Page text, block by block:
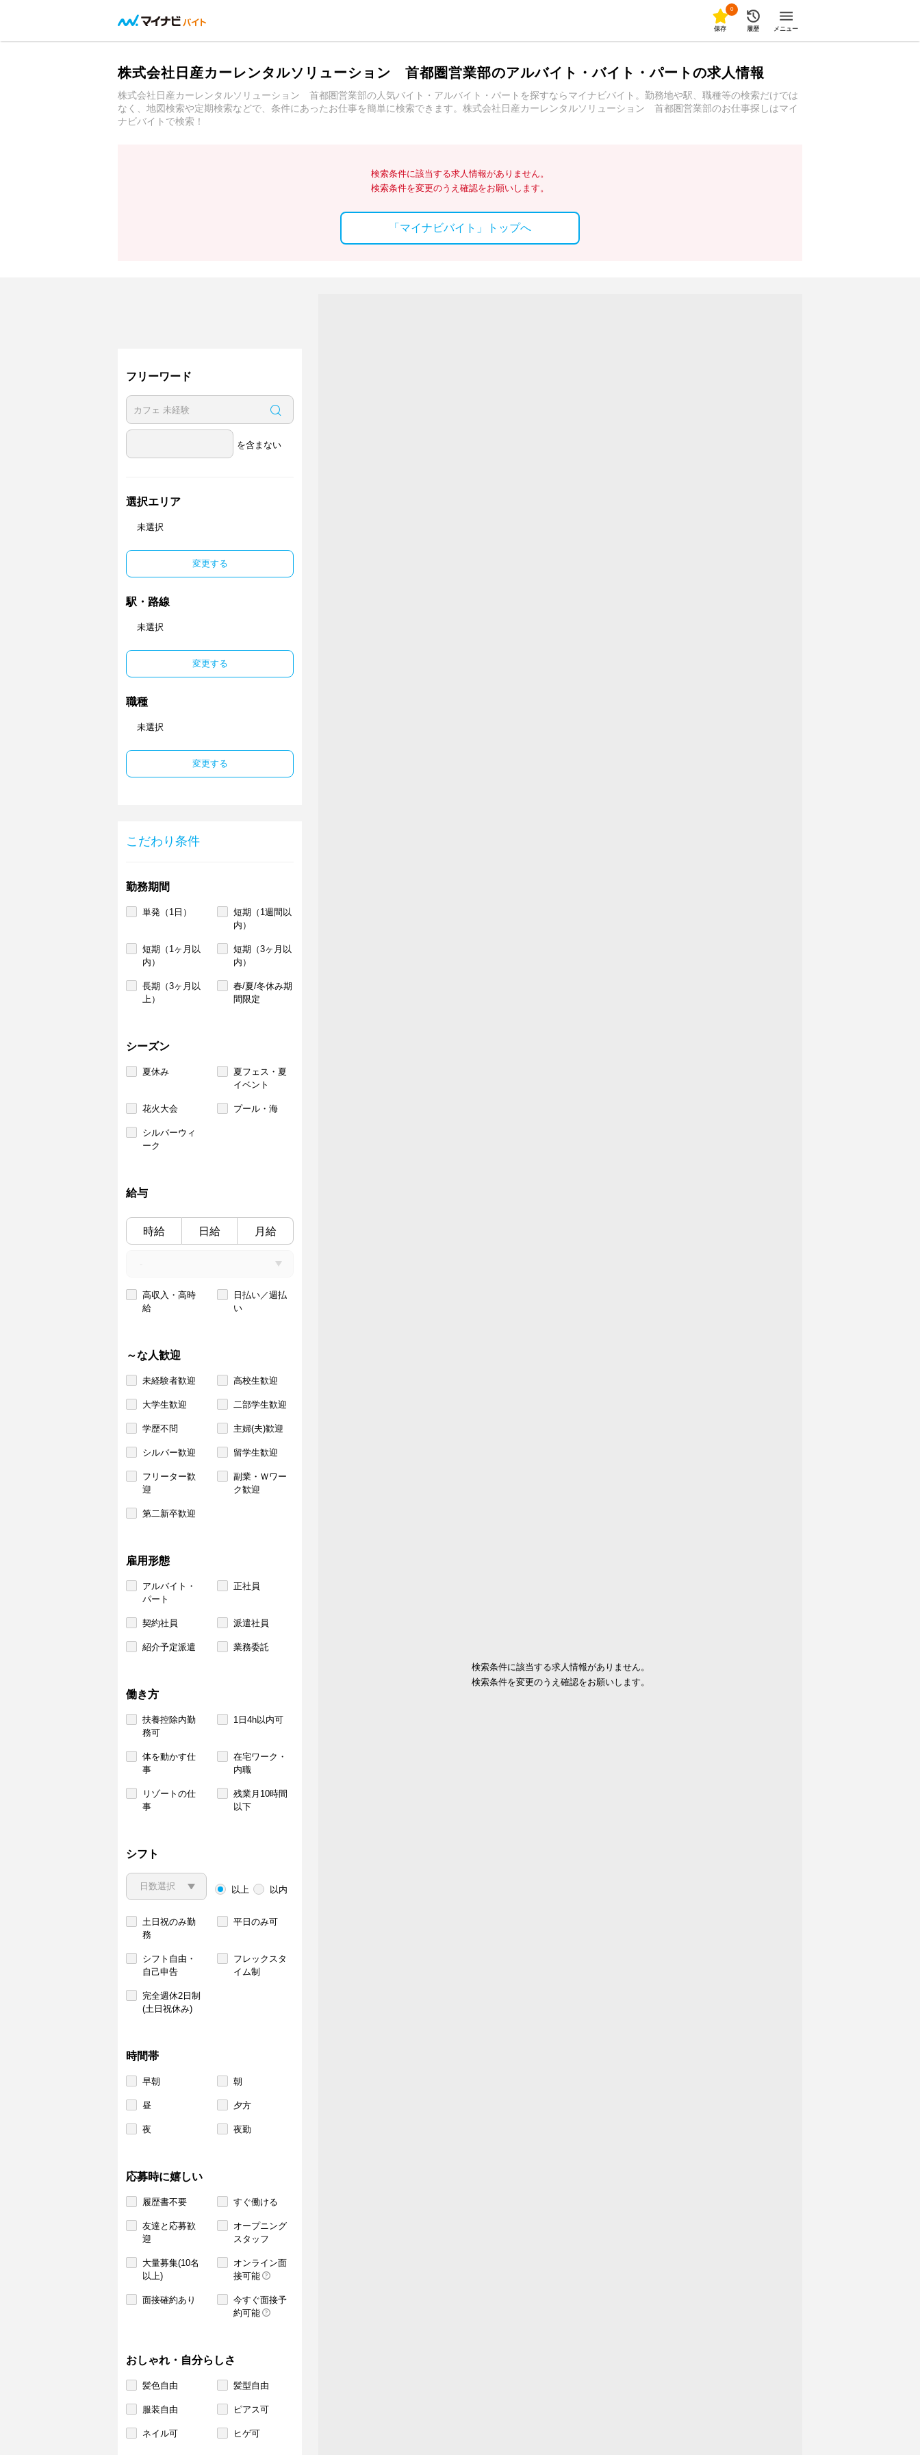
0
保存 履歴 メニュー
株式会社日産カーレンタルソリューション 首都圏営業部のアルバイト・バイト・パートの求人情報
株式会社日産カーレンタルソリューション 首都圏営業部の人気バイト・アルバイト・パートを探すならマイナビバイト。勤務地や駅、職種等の検索だけでは
なく、地図検索や定期検索などで、条件にあったお仕事を簡単に検索できます。株式会社日産カーレンタルソリューション 首都圏営業部のお仕事探しはマイ
ナビバイトで検索！
検索条件に該当する求人情報がありません。
検索条件を変更のうえ確認をお願いします。
「マイナビバイト」トップへ
フリーワード
を含まない
選択エリア
未選択
変更する
駅・路線
未選択
変更する
職種
未選択
変更する
こだわり条件
勤務期間
単発（1日）
短期（1週間以
内）
短期（1ヶ月以
内）
短期（3ヶ月以
内）
長期（3ヶ月以
上）
春/夏/冬休み期
間限定
シーズン
夏休み
夏フェス・夏
イベント
花火大会 プール・海
シルバーウィ
ーク
給与
時給 日給 月給
高収入・高時
給
日払い／週払
い
～な人歓迎
未経験者歓迎 高校生歓迎
大学生歓迎 二部学生歓迎
学歴不問 主婦(夫)歓迎
シルバー歓迎 留学生歓迎
フリーター歓
迎
副業・Ｗワー
ク歓迎
第二新卒歓迎
雇用形態
アルバイト・
パート
正社員
契約社員 派遣社員
紹介予定派遣 業務委託
働き方
扶養控除内勤
務可
1日4h以内可
体を動かす仕
事
在宅ワーク・
内職
リゾートの仕
事
残業月10時間
以下
シフト
以上 以内
土日祝のみ勤
務
平日のみ可
シフト自由・
自己申告
フレックスタ
イム制
完全週休2日制
(土日祝休み)
時間帯
早朝 朝
昼 夕方
夜 夜勤
応募時に嬉しい
履歴書不要 すぐ働ける
友達と応募歓
迎
オープニング
スタッフ
大量募集(10名
以上)
オンライン面
接可能
面接確約あり
今すぐ面接予
約可能
おしゃれ・自分らしさ
髪色自由 髪型自由
服装自由 ピアス可
ネイル可 ヒゲ可
検索条件に該当する求人情報がありません。
検索条件を変更のうえ確認をお願いします。